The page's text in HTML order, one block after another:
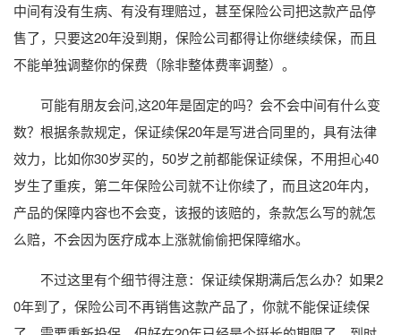
中间有没有生病、有没有理赔过，甚至保险公司把这款产品停
售了，只要这20年没到期，保险公司都得让你继续续保，而且
不能单独调整你的保费（除非整体费率调整）。
可能有朋友会问,这20年是固定的吗？会不会中间有什么变
数？根据条款规定，保证续保20年是写进合同里的，具有法律
效力，比如你30岁买的，50岁之前都能保证续保，不用担心40
岁生了重疾，第二年保险公司就不让你续了，而且这20年内，
产品的保障内容也不会变，该报的该赔的，条款怎么写的就怎
么赔，不会因为医疗成本上涨就偷偷把保障缩水。
不过这里有个细节得注意：保证续保期满后怎么办？如果2
0年到了，保险公司不再销售这款产品了，你就不能保证续保